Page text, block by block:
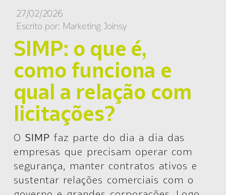
27/02/2026
Escrito por: Marketing Joinsy
SIMP: o que é,
como funciona e
qual a relação com
licitações?
O SIMP faz parte do dia a dia das
empresas que precisam operar com
segurança, manter contratos ativos e
sustentar relações comerciais com o